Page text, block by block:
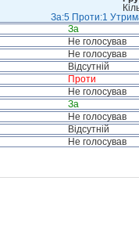
За:5 Проти:1
За
Не голосував
Не голосував
Відсутній
Проти
Не голосував
За
Не голосував
Відсутній
Не голосував